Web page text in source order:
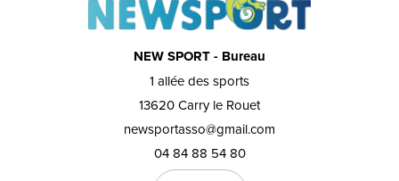
NEW SPORT - Bureau
1 allée des sports
13620 Carry le Rouet
newsportasso@gmail.com
04 84 88 54 80